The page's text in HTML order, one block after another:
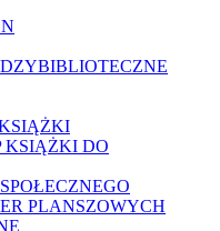
KSIĄŻKI DO
PLANSZOWYCH